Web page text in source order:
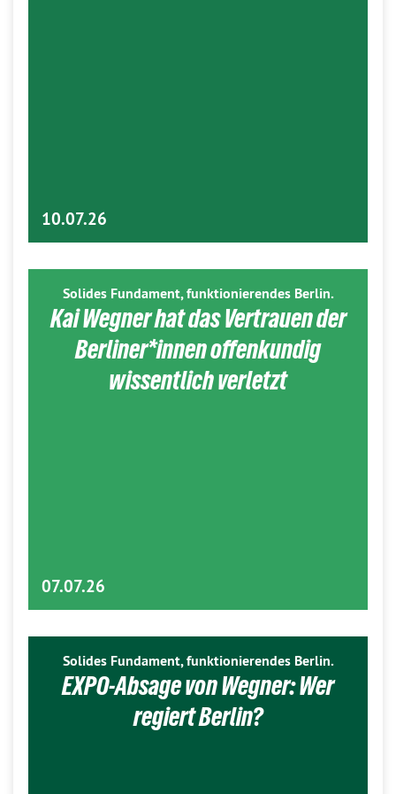
10.07.26
Solides Fundament, funktionierendes Berlin.
Kai Wegner hat das Vertrauen der
Berliner*innen offenkundig
wissentlich verletzt
07.07.26
Solides Fundament, funktionierendes Berlin.
EXPO-Absage von Wegner: Wer
regiert Berlin?